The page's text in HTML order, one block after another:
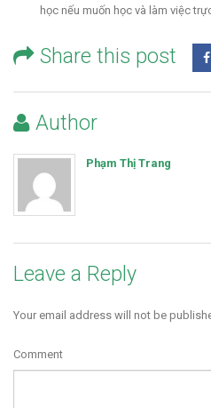
học nếu muốn học và làm việc
Share this post
Author
Phạm Thị Trang
Leave a Reply
Your email address will not be
Comment